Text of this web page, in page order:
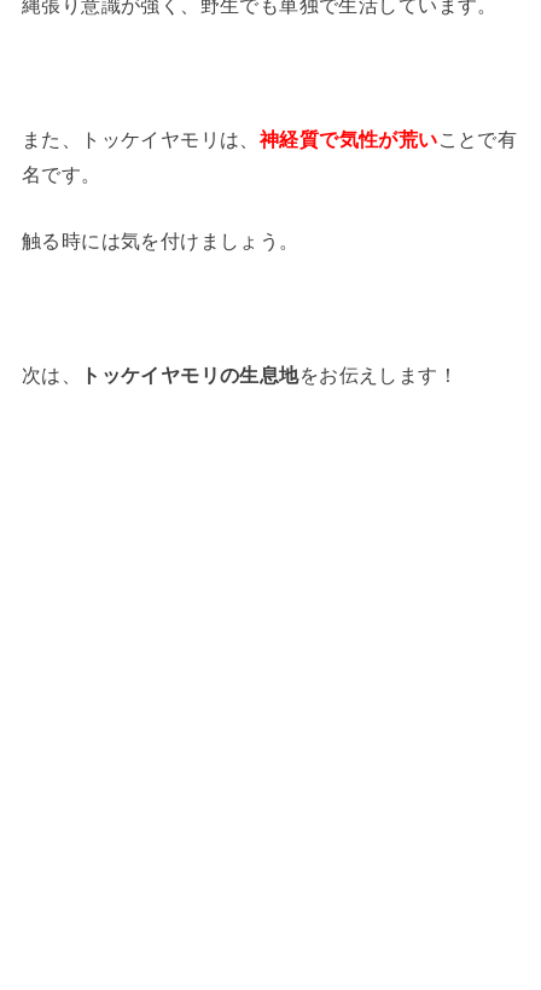
縄張り意識が強く、野生でも単独で生活しています。
また、トッケイヤモリは、神経質で気性が荒いことで有
名です。
触る時には気を付けましょう。
次は、 トッケイヤモリの生息地をお伝えします！